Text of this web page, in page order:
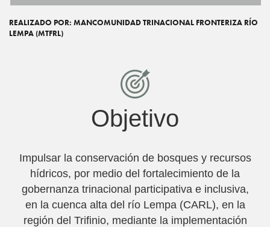
REALIZADO POR: MANCOMUNIDAD TRINACIONAL FRONTERIZA RÍO
LEMPA (MTFRL)
Objetivo
Impulsar la conservación de bosques y recursos
hídricos, por medio del fortalecimiento de la
gobernanza trinacional participativa e inclusiva,
en la cuenca alta del río Lempa (CARL), en la
región del Trifinio, mediante la implementación